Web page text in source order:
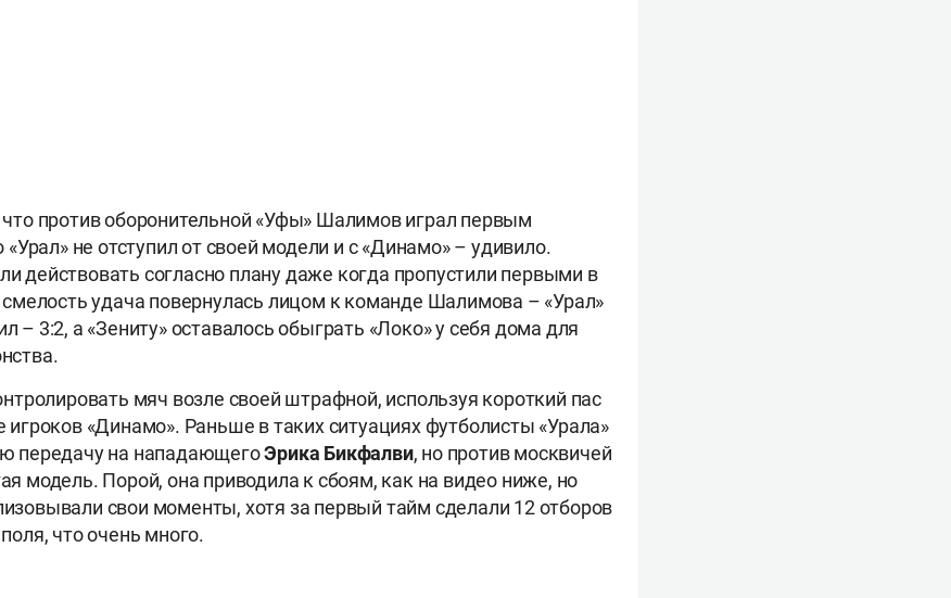
против оборонительной «Уфы» Шалимов играл первым
не отступил от своей модели и с «Динамо» – удивило.
действовать согласно плану даже когда пропустили первыми в
смелость удача повернулась лицом к команде Шалимова – «Урал»
– 3:2, а «Зениту» оставалось обыграть «Локо» у себя дома для
мяч возле своей штрафной, используя короткий пас
игроков «Динамо». Раньше в таких ситуациях футболисты «Урала»
передачу на нападающегоЭрика Бикфалви, но против москвичей
модель. Порой, она приводила к сбоям, как на видео ниже, но
свои моменты, хотя за первый тайм сделали 12 отборов
что очень много.